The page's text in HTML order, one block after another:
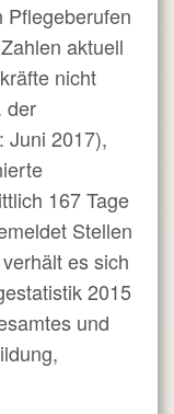
Pflegeberufen
aktuell
nicht
der
Juni 2017),
167 Tage
Stellen
es sich
2015
und